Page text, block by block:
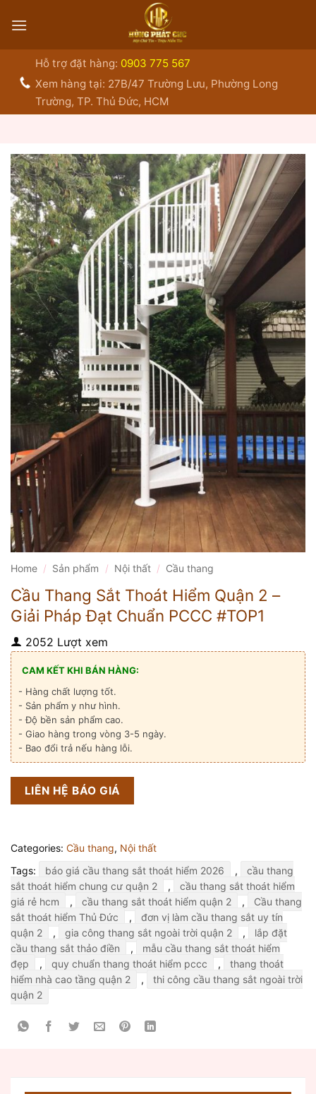
qua
Hỗ trợ đặt hàng: 0903 775 567
Xem hàng tại: 27B/47 Trường Lưu, Phường Long
Trường, TP. Thủ Đức, HCM
Home / Sản phẩm / Nội thất / Cầu thang
Cầu Thang Sắt Thoát Hiểm Quận 2 –
Giải Pháp Đạt Chuẩn PCCC #TOP1
2052 Lượt xem
CAM KẾT KHI BÁN HÀNG:
- Hàng chất lượng tốt.
- Sản phẩm y như hình.
- Độ bền sản phẩm cao.
- Giao hàng trong vòng 3-5 ngày.
- Bao đổi trả nếu hàng lỗi.
LIÊN HỆ BÁO GIÁ
Categories: Cầu thang, Nội thất
Tags:
báo giá cầu thang sắt thoát hiểm 2026 ,
cầu thang
sắt thoát hiểm chung cư quận 2
,
cầu thang sắt thoát hiểm
giá rẻ hcm
, cầu thang sắt thoát hiểm quận 2 ,
Cầu thang
sắt thoát hiểm Thủ Đức
,
đơn vị làm cầu thang sắt uy tín
quận 2
, gia công thang sắt ngoài trời quận 2 ,
lắp đặt
cầu thang sắt thảo điền
,
mẫu cầu thang sắt thoát hiểm
đẹp
, quy chuẩn thang thoát hiểm pccc ,
thang thoát
hiểm nhà cao tầng quận 2
,
thi công cầu thang sắt ngoài trời
quận 2